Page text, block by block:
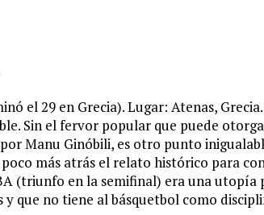
el 29 en Grecia). Lugar: Atenas,
Sin el fervor popular que puede
Manu Ginóbili, es otro punto
más atrás el relato histórico para
(triunfo en la semifinal) era una utopía
y que no tiene al básquetbol como